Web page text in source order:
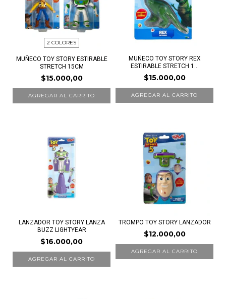
2 COLORES
MUÑECO TOY STORY ESTIRABLE
STRETCH 15CM
$15.000,00
AGREGAR AL CARRITO
MUÑECO TOY STORY REX
ESTIRABLE STRETCH 1...
$15.000,00
LANZADOR TOY STORY LANZA
BUZZ LIGHTYEAR
$16.000,00
TROMPO TOY STORY LANZADOR
$12.000,00